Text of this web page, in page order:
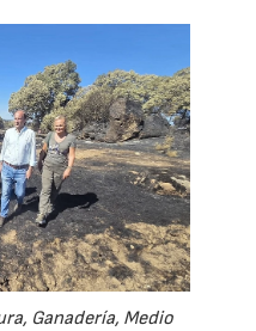
Ganadería, Medio